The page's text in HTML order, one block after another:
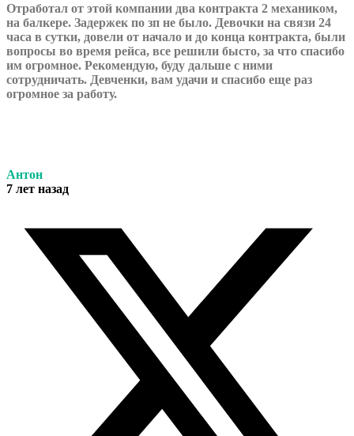
Отработал от этой компании два контракта 2 механиком,
на балкере. Задержек по зп не было. Девочки на связи 24
часа в сутки, довели от начало и до конца контракта, были
вопросы во время рейса, все решили бысто, за что спасибо
им огромное. Рекомендую, буду дальше с ними
сотрудничать. Девченки, вам удачи и спасибо еще раз
огромное за работу.
Антон
7 лет назад